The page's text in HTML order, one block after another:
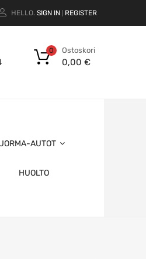
HELLO. SIGN IN REGISTER
Ostoskori
0,00 €
0
AUTOT
HUOLTO